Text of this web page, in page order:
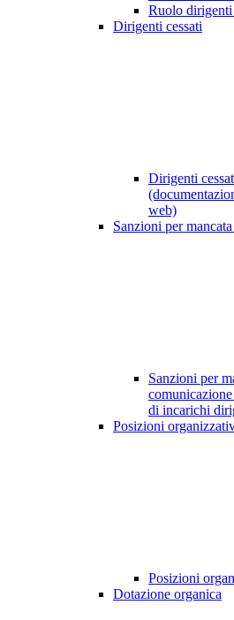
Ruolo dirigenti
Dirigenti cessati
Dirigenti
web)
Sanzioni per
Sanzioni per
di incarichi
Posizioni
Posizioni
Dotazione organica